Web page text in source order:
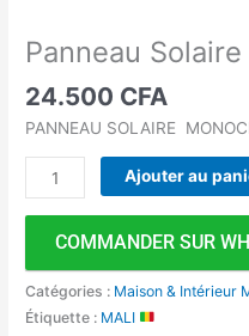
Panneau
24.500 CFA
PANNEAU SOLAIRE
Ajouter au
COMMANDER SUR
Catégories : Maison & Intérieur
Étiquette : MALI